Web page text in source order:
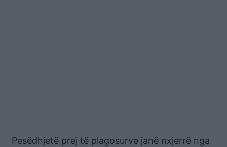
Pesëdhjetë prej të plagosurve janë nxjerrë nga